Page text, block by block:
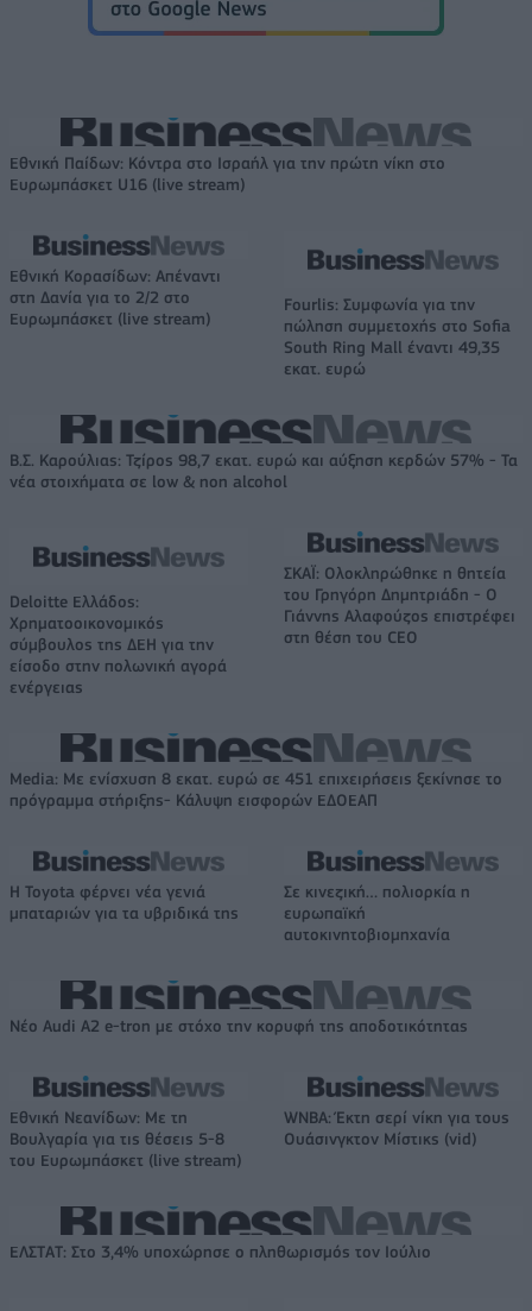
Εθνική Παίδων: Κόντρα στο Ισραήλ για την πρώτη νίκη στο
Ευρωμπάσκετ U16 (live stream)
Εθνική Κορασίδων: Απέναντι
στη Δανία για το 2/2 στο
Ευρωμπάσκετ (live stream)
Fourlis: Συμφωνία για την
πώληση συμμετοχής στο Sofia
South Ring Mall έναντι 49,35
εκατ. ευρώ
Β.Σ. Καρούλιας: Τζίρος 98,7 εκατ. ευρώ και αύξηση κερδών 57% - Τα
νέα στοιχήματα σε low & non alcohol
Deloitte Ελλάδος:
Χρηματοοικονομικός
σύμβουλος της ΔΕΗ για την
είσοδο στην πολωνική αγορά
ενέργειας
ΣΚΑΪ: Ολοκληρώθηκε η θητεία
του Γρηγόρη Δημητριάδη - Ο
Γιάννης Αλαφούζος επιστρέφει
στη θέση του CEO
Media: Με ενίσχυση 8 εκατ. ευρώ σε 451 επιχειρήσεις ξεκίνησε το
πρόγραμμα στήριξης- Κάλυψη εισφορών ΕΔΟΕΑΠ
Η Toyota φέρνει νέα γενιά
μπαταριών για τα υβριδικά της
Σε κινεζική… πολιορκία η
ευρωπαϊκή
αυτοκινητοβιομηχανία
Νέο Audi A2 e-tron με στόχο την κορυφή της αποδοτικότητας
Εθνική Νεανίδων: Με τη
Βουλγαρία για τις θέσεις 5-8
του Ευρωμπάσκετ (live stream)
WNBA: Έκτη σερί νίκη για τους
Ουάσινγκτον Μίστικς (vid)
ΕΛΣΤΑΤ: Στο 3,4% υποχώρησε ο πληθωρισμός τον Ιούλιο